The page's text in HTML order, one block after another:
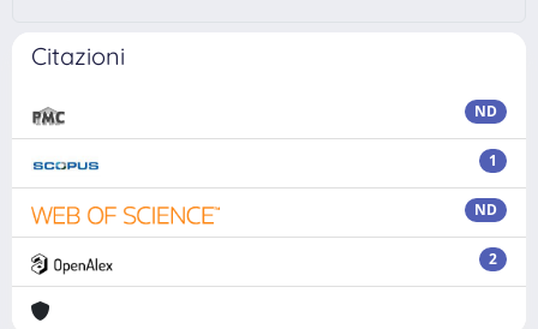
Citazioni
ND
1
ND
2